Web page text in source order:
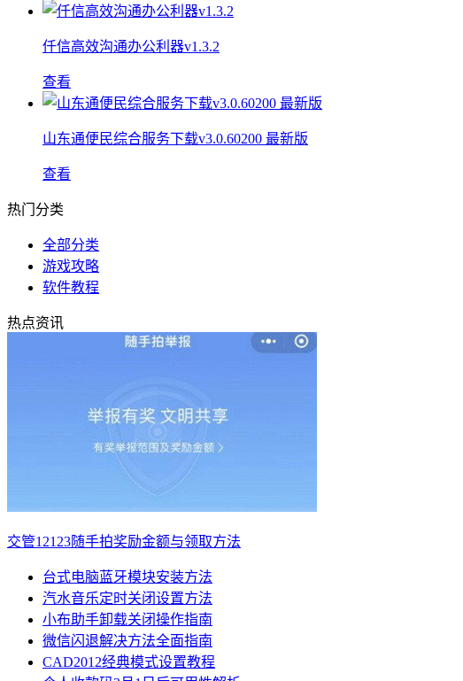
仟信高效沟通办公利器v1.3.2
查看
山东通便民综合服务下载v3.0.60200 最新版
查看
热门分类
全部分类
游戏攻略
软件教程
热点资讯
交管12123随手拍奖励金额与领取方法
台式电脑蓝牙模块安装方法
汽水音乐定时关闭设置方法
小布助手卸载关闭操作指南
微信闪退解决方法全面指南
CAD2012经典模式设置教程